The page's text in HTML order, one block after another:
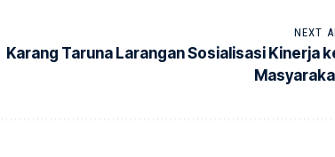
NEXT
Karang Taruna Larangan Sosialisasi Kinerja